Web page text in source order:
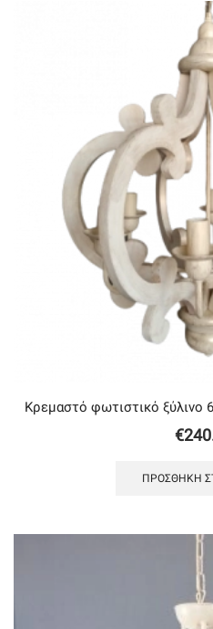
Κρεμαστό φωτιστικό
€
ΠΡΟΣΘΉΚΗ